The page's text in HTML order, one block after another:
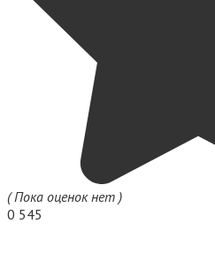
( Пока оценок нет )
0 545